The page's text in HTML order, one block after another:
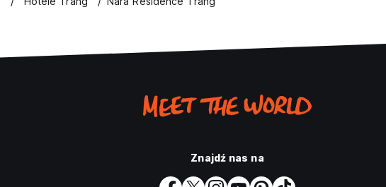
Znajdź nas na